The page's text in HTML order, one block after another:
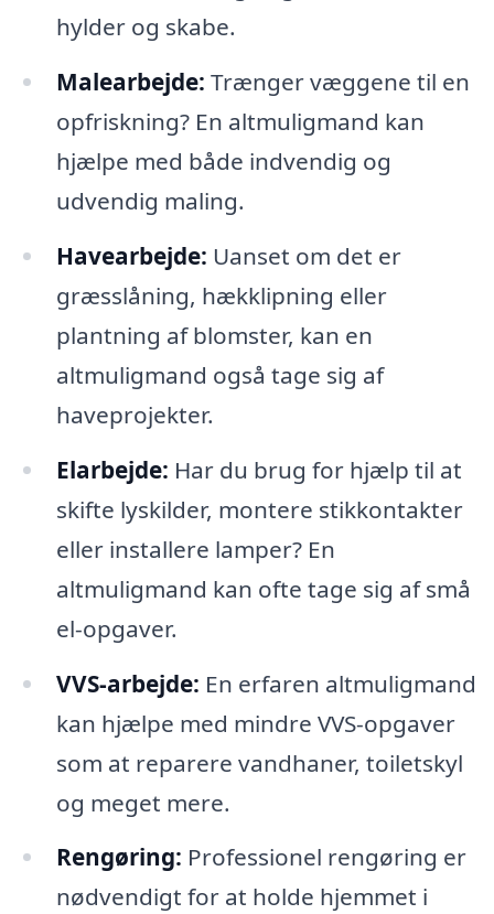
hylder og skabe.
Malearbejde: Trænger væggene til en
opfriskning? En altmuligmand kan
hjælpe med både indvendig og
udvendig maling.
Havearbejde: Uanset om det er
græsslåning, hækklipning eller
plantning af blomster, kan en
altmuligmand også tage sig af
haveprojekter.
Elarbejde: Har du brug for hjælp til at
skifte lyskilder, montere stikkontakter
eller installere lamper? En
altmuligmand kan ofte tage sig af små
el-opgaver.
VVS-arbejde: En erfaren altmuligmand
kan hjælpe med mindre VVS-opgaver
som at reparere vandhaner, toiletskyl
og meget mere.
Rengøring: Professionel rengøring er
nødvendigt for at holde hjemmet i